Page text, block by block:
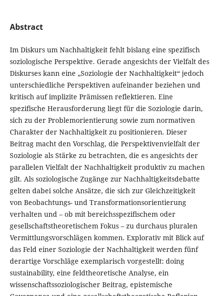
Abstract
Im Diskurs um Nachhaltigkeit fehlt bislang eine spezifisch
soziologische Perspektive. Gerade angesichts der Vielfalt des
Diskurses kann eine „Soziologie der Nachhaltigkeit“ jedoch
unterschiedliche Perspektiven aufeinander beziehen und
kritisch auf implizite Prämissen reflektieren. Eine
spezifische Herausforderung liegt für die Soziologie darin,
sich zu der Problemorientierung sowie zum normativen
Charakter der Nachhaltigkeit zu positionieren. Dieser
Beitrag macht den Vorschlag, die Perspektivenvielfalt der
Soziologie als Stärke zu betrachten, die es angesichts der
parallelen Vielfalt der Nachhaltigkeit produktiv zu machen
gilt. Als soziologische Zugänge zur Nachhaltigkeitsdebatte
gelten dabei solche Ansätze, die sich zur Gleichzeitigkeit
von Beobachtungs- und Transformationsorientierung
verhalten und – ob mit bereichsspezifischem oder
gesellschaftstheoretischem Fokus – zu durchaus pluralen
Vermittlungsvorschlägen kommen. Explorativ mit Blick auf
das Feld einer Soziologie der Nachhaltigkeit werden fünf
derartige Vorschläge exemplarisch vorgestellt: doing
sustainability, eine feldtheoretische Analyse, ein
wissenschaftssoziologischer Beitrag, epistemische